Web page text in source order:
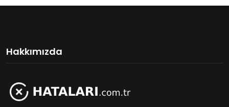
Hakkımızda